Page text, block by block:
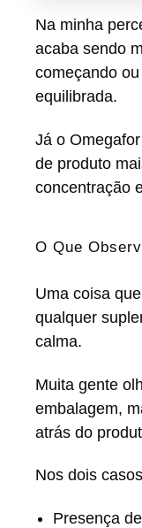
Na minha
acaba sendo
começando
equilibrada.
Já o
de produto
concentração
O Que
Uma coisa
qualquer
calma.
Muita gente
embalagem,
atrás do
Nos dois
Presença